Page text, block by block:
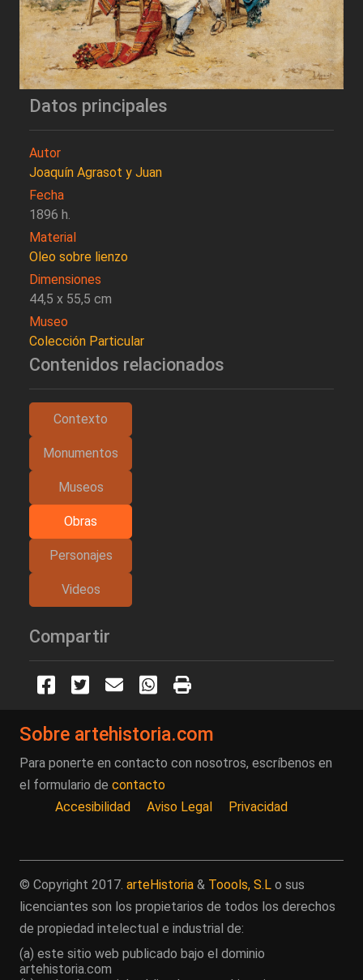
Datos principales
Autor
Joaquín Agrasot y Juan
Fecha
1896 h.
Material
Oleo sobre lienzo
Dimensiones
44,5 x 55,5 cm
Museo
Colección Particular
Contenidos relacionados
Contexto
Monumentos
Museos
Obras
Personajes
Videos
Compartir
Sobre artehistoria.com
Para ponerte en contacto con nosotros, escríbenos en
el formulario de contacto
Accesibilidad
Aviso Legal Privacidad
© Copyright 2017. arteHistoria & Toools, S.L o sus
licenciantes son los propietarios de todos los derechos
de propiedad intelectual e industrial de:
(a) este sitio web publicado bajo el dominio
artehistoria.com